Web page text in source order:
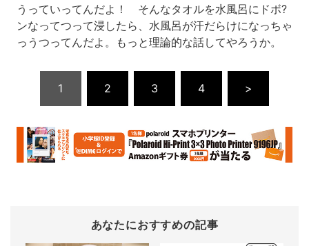
うっていってんだよ！ そんなタオルを水風呂にドボ?
ンなってつって浸したら、水風呂が汗だらけになっちゃ
っうつってんだよ。もっと理論的な話してやろうか。
1 2 3 4 >
あなたにおすすめの記事